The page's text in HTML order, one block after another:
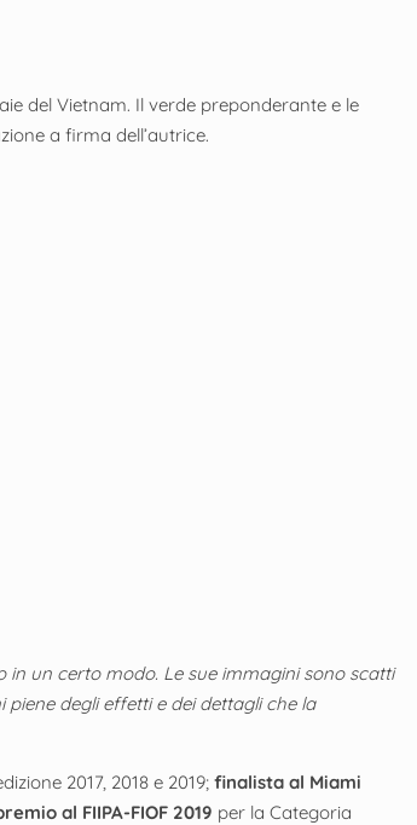
del Vietnam. Il verde preponderante e le
a firma dell’autrice.
un certo modo. Le sue immagini sono scatti
degli effetti e dei dettagli che la
2017, 2018 e 2019;finalista al Miami
al FIIPA-FIOF 2019 per la Categoria